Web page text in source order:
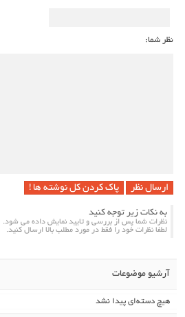
نظر شما:
پاک کردن کل نوشته ها !
به نکات زیر توجه کنید
نظرات شما پس از بررسی و تایید نمایش داده می شود.
لطفا نظرات خود را فقط در مورد مطلب بالا ارسال کنید.
آرشیو موضوعات
هیچ دسته‌ای پیدا نشد